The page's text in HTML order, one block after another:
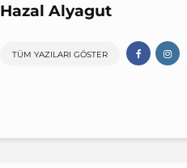
Hazal Alyagut
TÜM YAZILARI GÖSTER